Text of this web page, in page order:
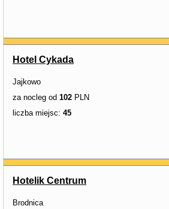
Hotel Cykada
Jajkowo
za nocleg od 102 PLN
liczba miejsc: 45
Hotelik Centrum
Brodnica